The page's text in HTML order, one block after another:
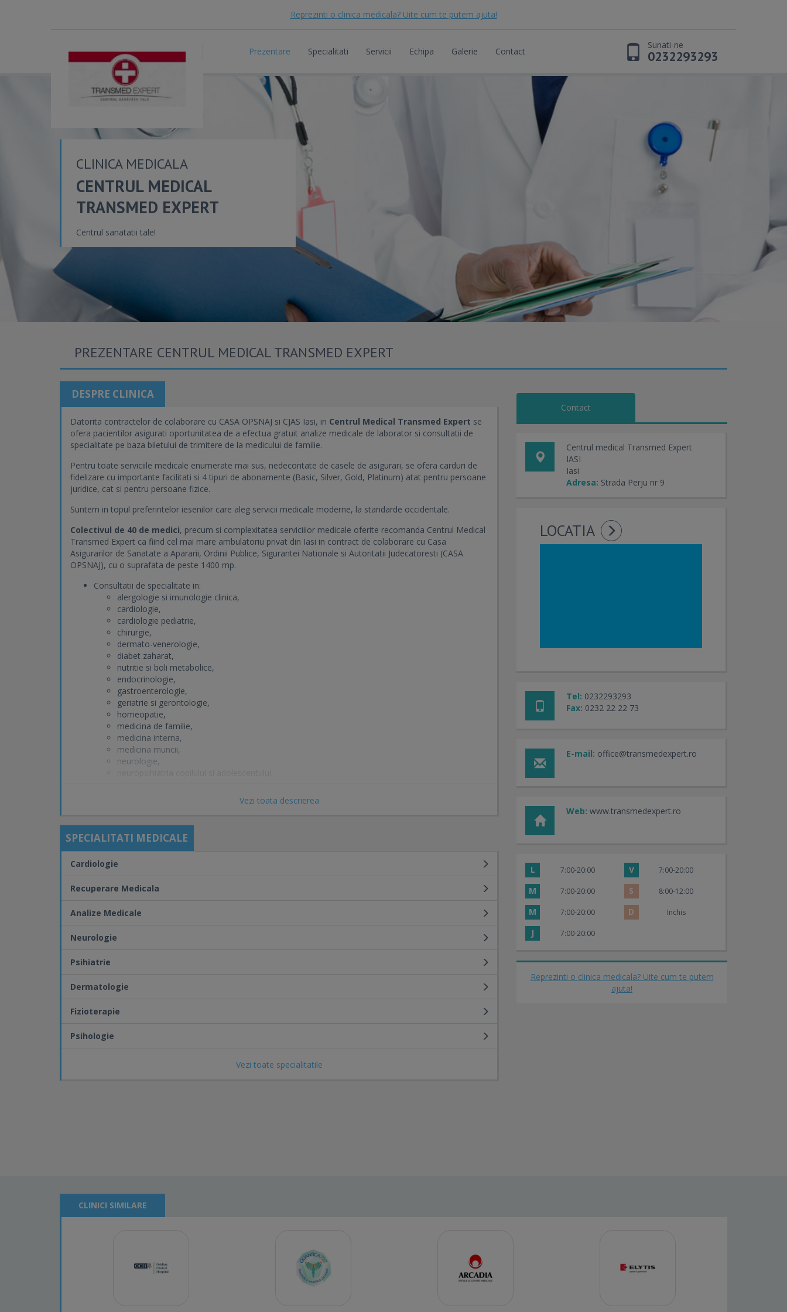
Reprezinti o clinica medicala? Uite cum te putem ajuta!
Prezentare Specialitati Servicii Echipa Galerie Contact
Sunati-ne
0232293293
CLINICA MEDICALA
CENTRUL MEDICAL
TRANSMED EXPERT
Centrul sanatatii tale!
PREZENTARE CENTRUL MEDICAL TRANSMED EXPERT
DESPRE CLINICA
Vezi toata descrierea
Datorita contractelor de colaborare cu CASA OPSNAJ si CJAS Iasi, in Centrul Medical Transmed Expert se
ofera pacientilor asigurati oportunitatea de a efectua gratuit analize medicale de laborator si consultatii de
specialitate pe baza biletului de trimitere de la medicului de familie.
Pentru toate serviciile medicale enumerate mai sus, nedecontate de casele de asigurari, se ofera carduri de
fidelizare cu importante facilitati si 4 tipuri de abonamente (Basic, Silver, Gold, Platinum) atat pentru persoane
juridice, cat si pentru persoane fizice.
Suntem in topul preferintelor iesenilor care aleg servicii medicale moderne, la standarde occidentale.
Colectivul de 40 de medici, precum si complexitatea serviciilor medicale oferite recomanda Centrul Medical
Transmed Expert ca fiind cel mai mare ambulatoriu privat din Iasi in contract de colaborare cu Casa
Asigurarilor de Sanatate a Apararii, Ordinii Publice, Sigurantei Nationale si Autoritatii Judecatoresti (CASA
OPSNAJ), cu o suprafata de peste 1400 mp.
Consultatii de specialitate in:
alergologie si imunologie clinica,
cardiologie,
cardiologie pediatrie,
chirurgie,
dermato-venerologie,
diabet zaharat,
nutritie si boli metabolice,
endocrinologie,
gastroenterologie,
geriatrie si gerontologie,
homeopatie,
medicina de familie,
medicina interna,
medicina muncii,
neurologie,
pneumologie,
psihiatrie,
psihologie,
reumatologie;
Explorari functionale;
SPECIALITATI MEDICALE
Vezi toate specialitatile
Cardiologie
Recuperare Medicala
Analize Medicale
Neurologie
Psihiatrie
Dermatologie
Fizioterapie
Psihologie
Contact
Centrul medical Transmed Expert
IASI
Iasi
Adresa: Strada Perju nr 9
LOCATIA
Tel: 0232293293
Fax: 0232 22 22 73
E-mail: office@transmedexpert.ro
Web: www.transmedexpert.ro
L 7:00-20:00 V 7:00-20:00
M 7:00-20:00 S 8:00-12:00
M 7:00-20:00 D Inchis
J 7:00-20:00
Reprezinti o clinica medicala? Uite cum te putem
ajuta!
CLINICI SIMILARE